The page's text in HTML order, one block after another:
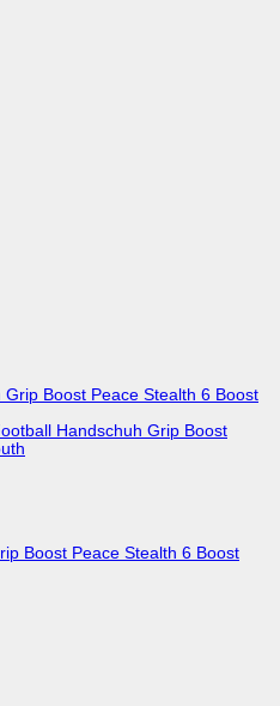
Boost Peace Stealth 6 Boost